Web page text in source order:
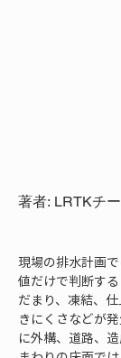
著者: LRTKチ
現場の排水計画
値だけで判断す
だまり、凍結、
きにくさなどが
に外構、道路、